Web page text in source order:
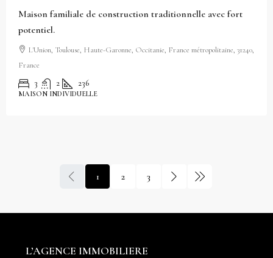
Maison familiale de construction traditionnelle avec fort
potentiel.
L'Union, Toulouse, Haute-Garonne, Occitanie, France métropolitaine, 31240,
France
3 2 236
MAISON INDIVIDUELLE
1 2 3
L’AGENCE IMMOBILIERE